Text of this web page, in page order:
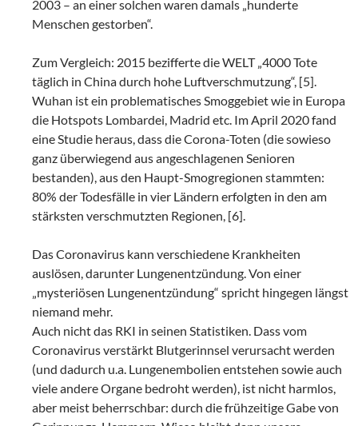
2003 – an einer solchen waren damals „hunderte
Menschen gestorben“.
Zum Vergleich: 2015 bezifferte die WELT „4000 Tote
täglich in China durch hohe Luftverschmutzung“, [5].
Wuhan ist ein problematisches Smoggebiet wie in Europa
die Hotspots Lombardei, Madrid etc. Im April 2020 fand
eine Studie heraus, dass die Corona-Toten (die sowieso
ganz überwiegend aus angeschlagenen Senioren
bestanden), aus den Haupt-Smogregionen stammten:
80% der Todesfälle in vier Ländern erfolgten in den am
stärksten verschmutzten Regionen, [6].
Das Coronavirus kann verschiedene Krankheiten
auslösen, darunter Lungenentzündung. Von einer
„mysteriösen Lungenentzündung“ spricht hingegen längst
niemand mehr.
Auch nicht das RKI in seinen Statistiken. Dass vom
Coronavirus verstärkt Blutgerinnsel verursacht werden
(und dadurch u.a. Lungenembolien entstehen sowie auch
viele andere Organe bedroht werden), ist nicht harmlos,
aber meist beherrschbar: durch die frühzeitige Gabe von